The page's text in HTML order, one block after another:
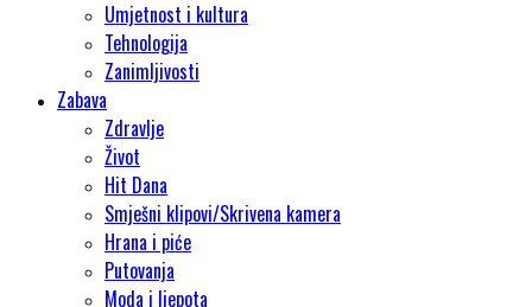
Umjetnost i kultura
Tehnologija
Zanimljivosti
Zabava
Zdravlje
Život
Hit Dana
Smješni klipovi/Skrivena kamera
Hrana i piće
Putovanja
Moda i ljepota